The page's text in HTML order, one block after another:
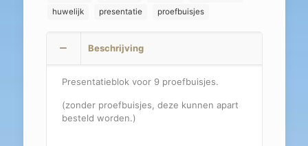
huwelijk
presentatie proefbuisjes
Beschrijving
Presentatieblok voor 9 proefbuisjes.
(zonder proefbuisjes, deze kunnen apart
besteld worden.)